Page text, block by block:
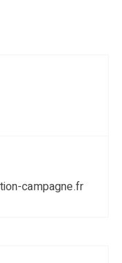
campagne.fr